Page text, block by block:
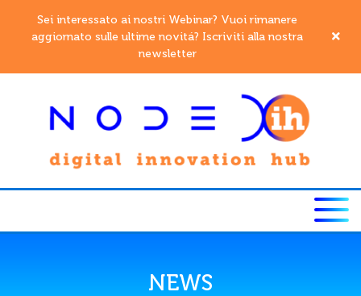
Sei interessato ai nostri Webinar? Vuoi rimanere
aggiornato sulle ultime novitá? Iscriviti alla nostra
newsletter
NEWS